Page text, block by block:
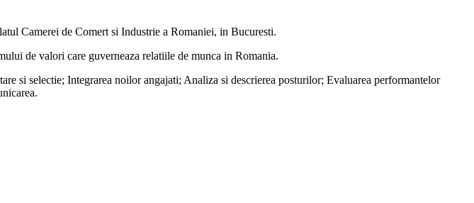
Camerei de Comert si Industrie a Romaniei, in Bucuresti.
de valori care guverneaza relatiile de munca in Romania.
si selectie; Integrarea noilor angajati; Analiza si descrierea posturilor; Evaluarea performantelor